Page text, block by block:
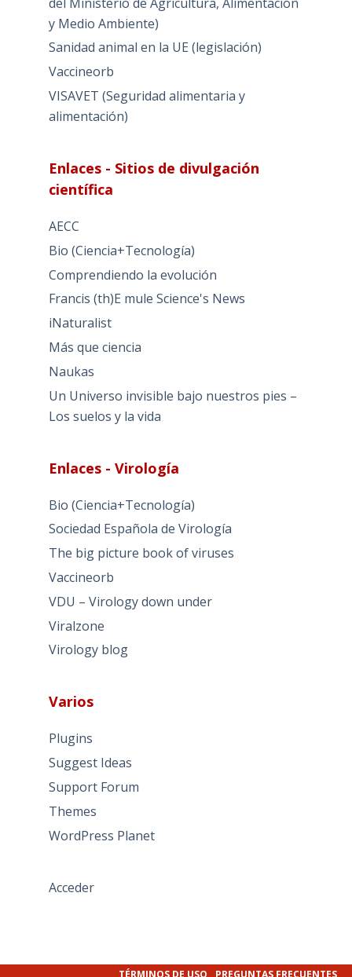
y Medio Ambiente)
Sanidad animal en la UE (legislación)
Vaccineorb
VISAVET (Seguridad alimentaria y
alimentación)
Enlaces - Sitios de divulgación
científica
AECC
Bio (Ciencia+Tecnología)
Comprendiendo la evolución
Francis (th)E mule Science's News
iNaturalist
Más que ciencia
Naukas
Un Universo invisible bajo nuestros pies –
Los suelos y la vida
Enlaces - Virología
Bio (Ciencia+Tecnología)
Sociedad Española de Virología
The big picture book of viruses
Vaccineorb
VDU – Virology down under
Viralzone
Virology blog
Varios
Plugins
Suggest Ideas
Support Forum
Themes
WordPress Planet
Acceder
TÉRMINOS DE USO PREGUNTAS FRECUENTES